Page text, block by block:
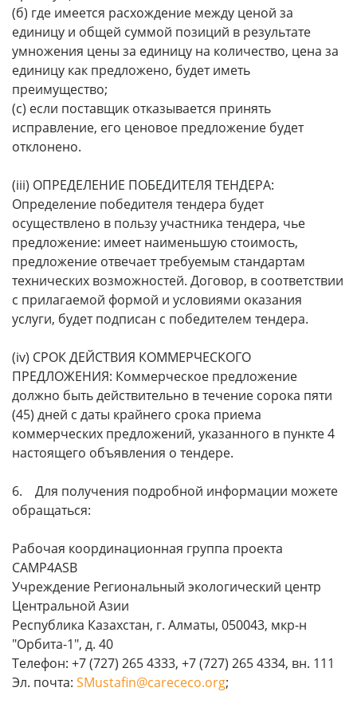
(б) где имеется расхождение между ценой за
единицу и общей суммой позиций в результате
умножения цены за единицу на количество, цена за
единицу как предложено, будет иметь
преимущество;
(с) если поставщик отказывается принять
исправление, его ценовое предложение будет
отклонено.
(iii) ОПРЕДЕЛЕНИЕ ПОБЕДИТЕЛЯ ТЕНДЕРА:
Определение победителя тендера будет
осуществлено в пользу участника тендера, чье
предложение: имеет наименьшую стоимость,
предложение отвечает требуемым стандартам
технических возможностей. Договор, в соответствии
с прилагаемой формой и условиями оказания
услуги, будет подписан с победителем тендера.
(iv) СРОК ДЕЙСТВИЯ КОММЕРЧЕСКОГО
ПРЕДЛОЖЕНИЯ: Коммерческое предложение
должно быть действительно в течение сорока пяти
(45) дней с даты крайнего срока приема
коммерческих предложений, указанного в пункте 4
настоящего объявления о тендере.
6. Для получения подробной информации можете
обращаться:
Рабочая координационная группа проекта
CAMP4ASB
Учреждение Региональный экологический центр
Центральной Азии
Республика Казахстан, г. Алматы, 050043, мкр-н
"Орбита-1", д. 40
Телефон: +7 (727) 265 4333, +7 (727) 265 4334, вн. 111
Эл. почта: SMustafin@carececo.org;